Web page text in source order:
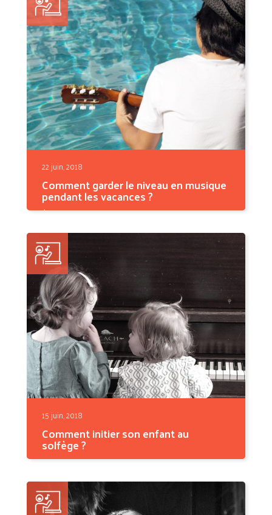
22 juin, 2018
Comment garder le niveau en musique
pendant les vacances ?
À l’arrivée des vacances scolaires, la routine
15 juin, 2018
Comment initier son enfant au
solfège ?
Il n’y a pas d’âge pour débuter la musique : à